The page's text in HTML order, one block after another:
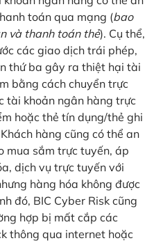
toán qua mạng (bao
và thanh toán thẻ). Cụ thể,
các giao dịch trái phép,
thứ ba gây ra thiệt hại tài
bằng cách chuyển trực
tài khoản ngân hàng trực
hoặc thẻ tín dụng/thẻ ghi
hàng cũng có thể an
mua sắm trực tuyến, áp
dịch vụ trực tuyến với
hàng hóa không được
đó, BIC Cyber Risk cũng
hợp bị mất cắp các
thông qua internet hoặc